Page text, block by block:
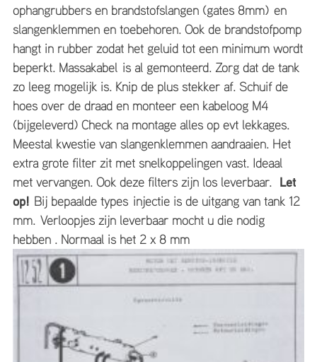
ophangrubbers en brandstofslangen (gates 8mm) en
slangenklemmen en toebehoren. Ook de brandstofpomp
hangt in rubber zodat het geluid tot een minimum wordt
beperkt. Massakabel is al gemonteerd. Zorg dat de tank
zo leeg mogelijk is. Knip de plus stekker af. Schuif de
hoes over de draad en monteer een kabeloog M4
(bijgeleverd) Check na montage alles op evt lekkages.
Meestal kwestie van slangenklemmen aandraaien. Het
extra grote filter zit met snelkoppelingen vast. Ideaal
met vervangen. Ook deze filters zijn los leverbaar. Let
op! Bij bepaalde types injectie is de uitgang van tank 12
mm. Verloopjes zijn leverbaar mocht u die nodig
hebben . Normaal is het 2 x 8 mm